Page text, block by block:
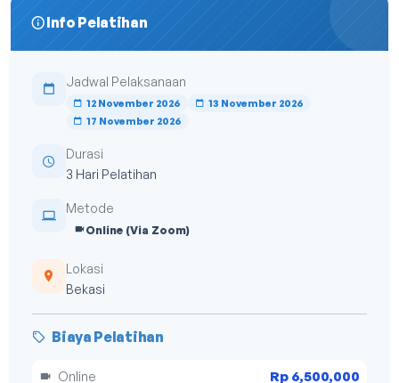
Info Pelatihan
Jadwal Pelaksanaan
12 November 2026
13 November 2026
17 November 2026
Durasi
3 Hari Pelatihan
Metode
Online (Via Zoom)
Lokasi
Bekasi
Biaya Pelatihan
Online Rp 6,500,000